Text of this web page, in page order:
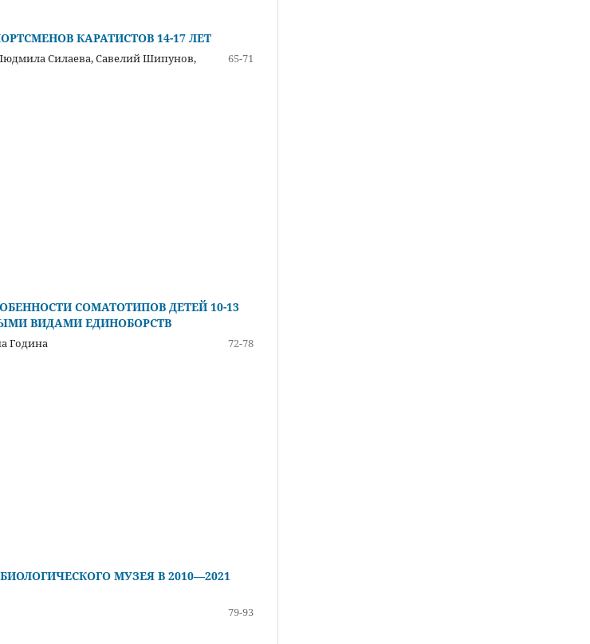
КАРАТИСТОВ 14-17 ЛЕТ
Силаева, Савелий Шипунов,
65-71
СОМАТОТИПОВ ДЕТЕЙ 10-13
ВИДАМИ ЕДИНОБОРСТВ
Година
72-78
МУЗЕЯ В 2010—2021
79-93